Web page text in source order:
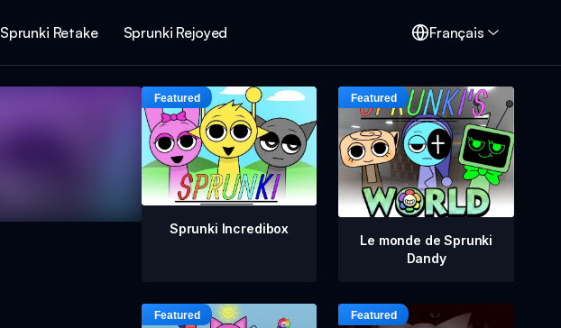
Sprunki Retake Sprunki Rejoyed Français
Sprunki Incredibox
Le monde de Sprunki
Dandy